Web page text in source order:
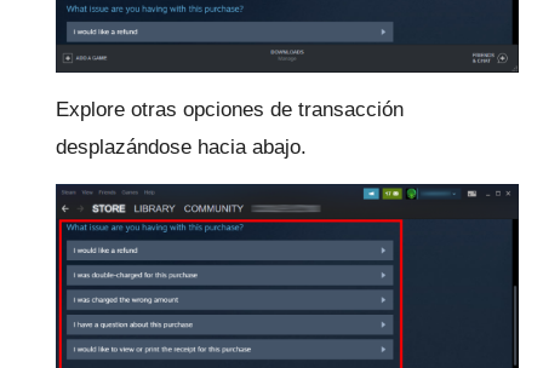
Explore otras opciones de transacción
desplazándose hacia abajo.